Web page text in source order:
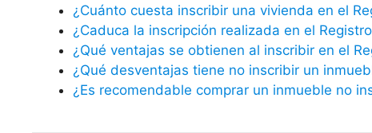
¿Cuánto cuesta inscribir una vivienda en el
¿Caduca la inscripción realizada en el
¿Qué ventajas se obtienen al inscribir en el
¿Qué desventajas tiene no inscribir un
¿Es recomendable comprar un inmueble no